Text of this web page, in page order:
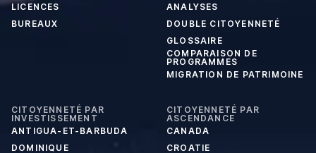
LICENCES
BUREAUX
ANALYSES
DOUBLE CITOYENNETÉ
GLOSSAIRE
COMPARAISON DE
PROGRAMMES
MIGRATION DE PATRIMOINE
CITOYENNETÉ PAR
INVESTISSEMENT
ANTIGUA-ET-BARBUDA
DOMINIQUE
CITOYENNETÉ PAR
ASCENDANCE
CANADA
CROATIE